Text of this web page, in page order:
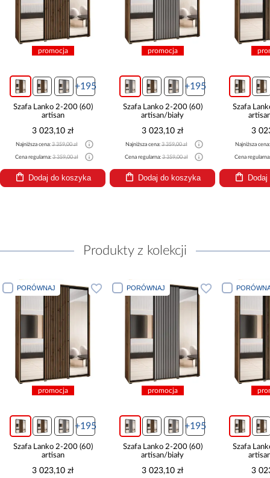
promocja
+195
Szafa Lanko 2-200 (60)
artisan
3 023,10 zł
Najniższa cena:3 359,00 zł
Cena regularna:3 359,00 zł
Dodaj do koszyka
promocja
+195
Szafa Lanko 2-200 (60)
artisan/biały
3 023,10 zł
Najniższa cena:3 359,00 zł
Cena regularna:3 359,00 zł
Dodaj do koszyka
Szafa
3
Najniższa
Cena
Produkty z kolekcji
PORÓWNAJ
promocja
+195
Szafa Lanko 2-200 (60)
artisan
3 023,10 zł
PORÓWNAJ
promocja
+195
Szafa Lanko 2-200 (60)
artisan/biały
3 023,10 zł
Szafa
3